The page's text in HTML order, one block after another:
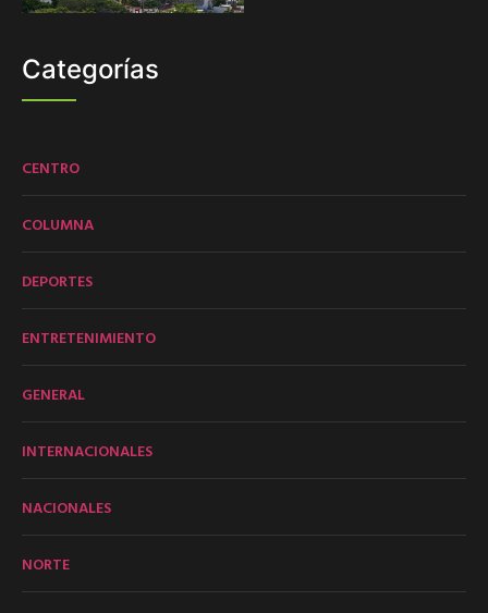
Categorías
CENTRO
COLUMNA
DEPORTES
ENTRETENIMIENTO
GENERAL
INTERNACIONALES
NACIONALES
NORTE